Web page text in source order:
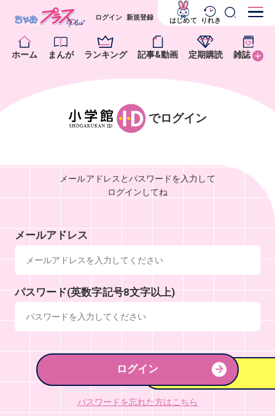
ホーム まんが ランキング 記事&動画 定期購読 雑誌
ログイン 新規登録 はじめて りれき
でログイン
メールアドレスとパスワードを入力して
ログインしてね
メールアドレス
パスワード(英数字記号8文字以上)
ログイン
パスワードを忘れた方はこちら